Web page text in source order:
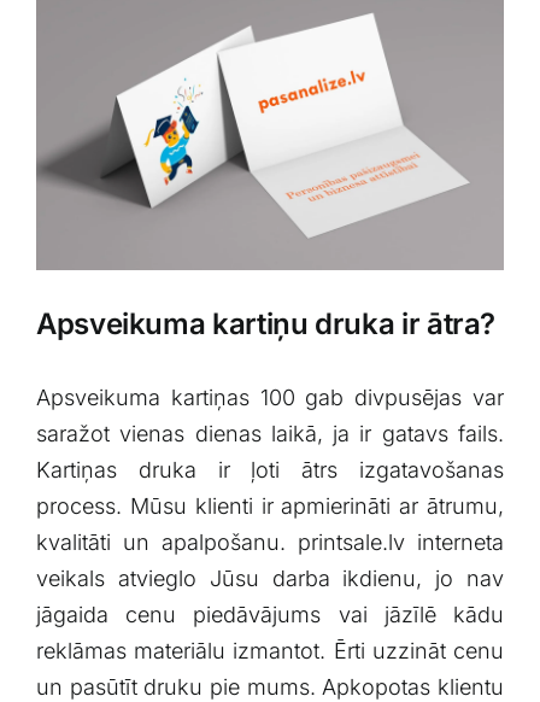
Attēlu galerija
Video galerija
Vakances
BUJ
Kontakti
Klientu portāls
English
Apsveikuma kartiņu druka ir ātra?
Apsveikuma kartiņas 100 gab divpusējas var
saražot vienas dienas laikā, ja ir gatavs fails.
Kartiņas druka ir ļoti ātrs izgatavošanas
process. Mūsu klienti ir apmierināti ar ātrumu,
kvalitāti un apalpošanu. printsale.lv interneta
veikals atvieglo Jūsu darba ikdienu, jo nav
jāgaida cenu piedāvājums vai jāzīlē kādu
reklāmas materiālu izmantot. Ērti uzzināt cenu
un pasūtīt druku pie mums. Apkopotas klientu